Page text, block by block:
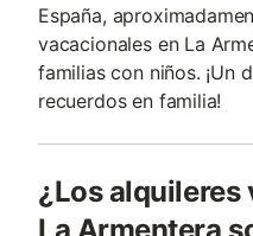
España,
vacacionales en La
familias con niños. ¡Un
recuerdos en familia!
¿Los alquileres